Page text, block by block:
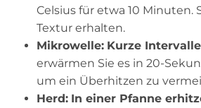
Celsius für etwa 10 Minuten.
Textur erhalten.
Mikrowelle: Kurze
erwärmen Sie es in 20-
um ein Überhitzen zu
Herd: In einer Pfanne